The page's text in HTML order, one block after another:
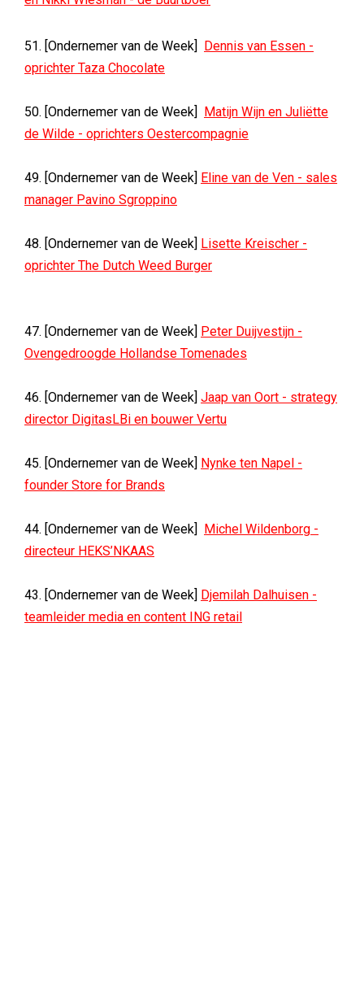
51. [Ondernemer van de Week] Dennis van Essen -
oprichter Taza Chocolate
50. [Ondernemer van de Week] Matijn Wijn en Juliëtte
de Wilde - oprichters Oestercompagnie
49. [Ondernemer van de Week] Eline van de Ven - sales
manager Pavino Sgroppino
48. [Ondernemer van de Week] Lisette Kreischer -
oprichter The Dutch Weed Burger
47. [Ondernemer van de Week] Peter Duijvestijn -
Ovengedroogde Hollandse Tomenades
46. [Ondernemer van de Week] Jaap van Oort - strategy
director DigitasLBi en bouwer Vertu
45. [Ondernemer van de Week] Nynke ten Napel -
founder Store for Brands
44. [Ondernemer van de Week] Michel Wildenborg -
directeur HEKS’NKAAS
43. [Ondernemer van de Week] Djemilah Dalhuisen -
teamleider media en content ING retail